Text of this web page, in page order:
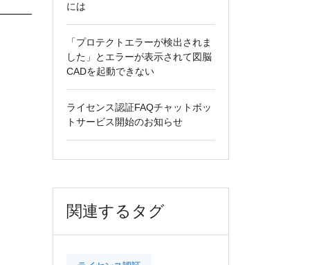
には
「プロテクトエラーが検出されま
した」とエラーが表示されて図脳
CADを起動できない
ライセンス認証FAQチャットボッ
トサービス開始のお知らせ
関連するタグ